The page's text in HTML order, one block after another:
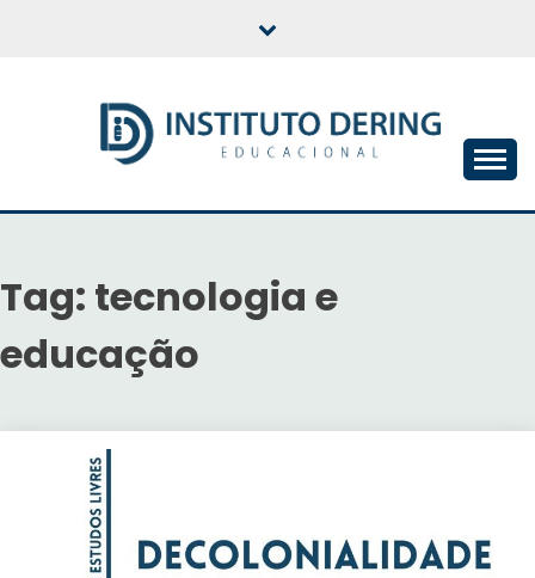
INSTITUTO DERING
EDUCACIONAL
Tag: tecnologia e
educação